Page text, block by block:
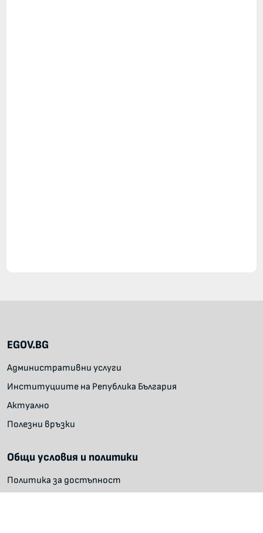
EGOV.BG
Административни услуги
Институциите на Република България
Актуално
Полезни връзки
Общи условия и политики
Политика за достъпност